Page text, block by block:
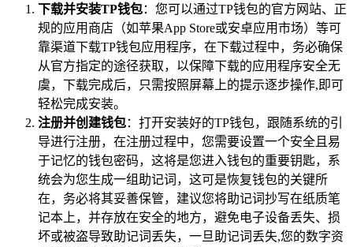
下载并安装TP钱包：您可以通过TP钱包的官方网站、正
规的应用商店（如苹果App Store或安卓应用市场）等可
靠渠道下载TP钱包应用程序，在下载过程中，务必确保
从官方指定的途径获取，以保障下载的应用程序安全无
虞，下载完成后，只需按照屏幕上的提示逐步操作,即可
轻松完成安装。
注册并创建钱包：打开安装好的TP钱包，跟随系统的引
导进行注册，在注册过程中，您需要设置一个安全且易
于记忆的钱包密码，这将是您进入钱包的重要钥匙，系
统会为您生成一组助记词，这可是恢复钱包的关键所
在，务必将其妥善保管，建议您将助记词抄写在纸质笔
记本上，并存放在安全的地方，避免电子设备丢失、损
坏或被盗导致助记词丢失，一旦助记词丢失,您的数字资